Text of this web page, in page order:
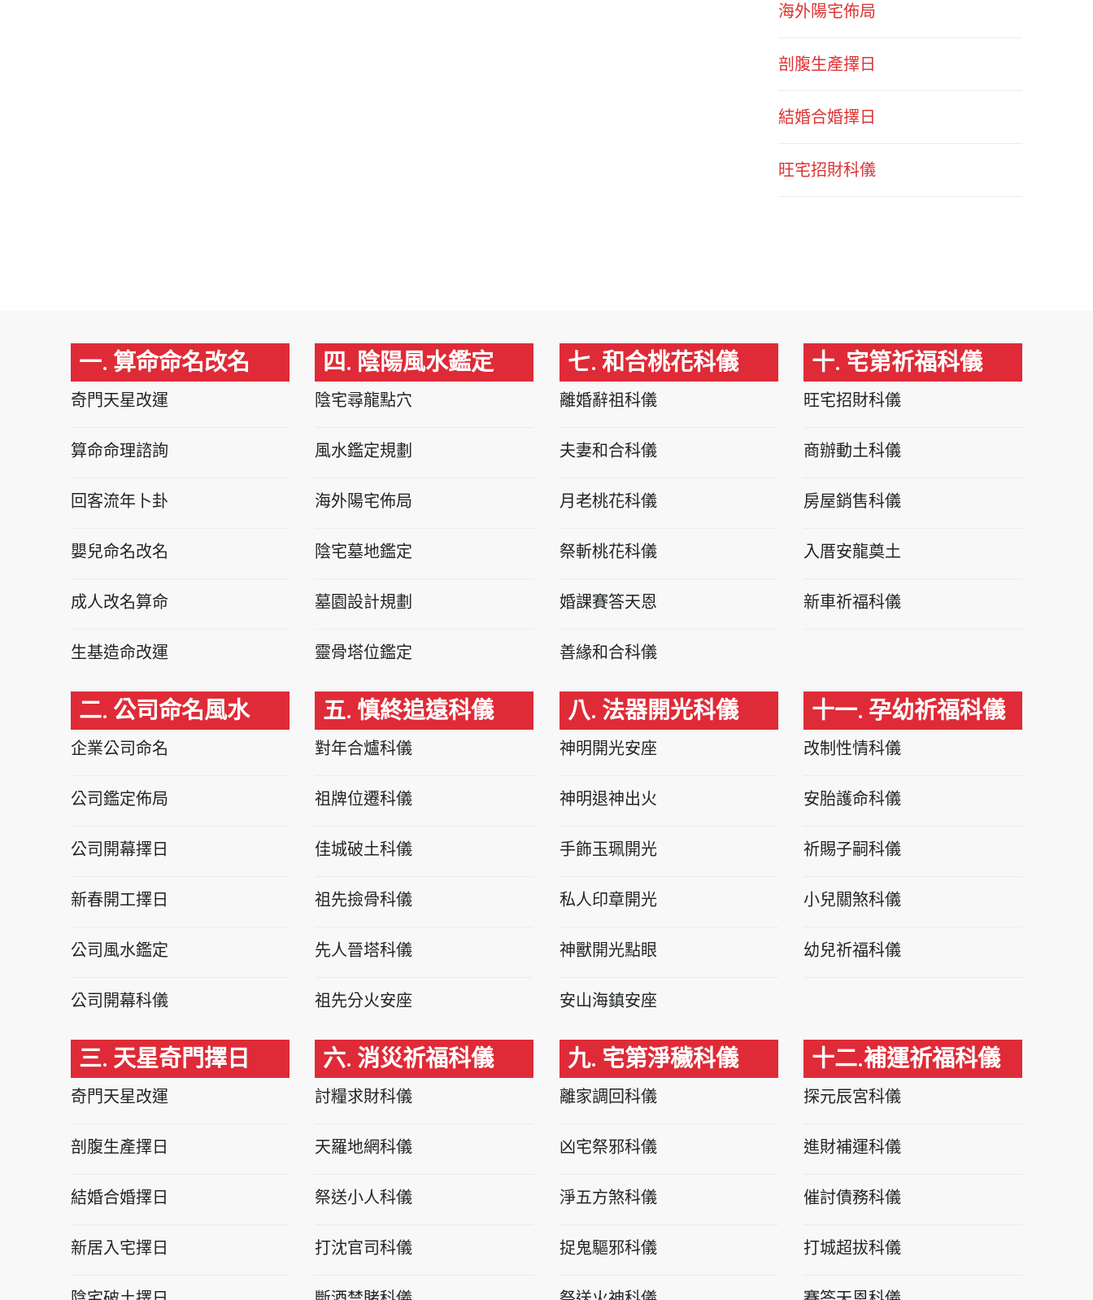
海外陽宅佈局
剖腹生產擇日
結婚合婚擇日
旺宅招財科儀
一. 算命命名改名
奇門天星改運
算命命理諮詢
回客流年卜卦
嬰兒命名改名
成人改名算命
生基造命改運
二. 公司命名風水
企業公司命名
公司鑑定佈局
公司開幕擇日
新春開工擇日
公司風水鑑定
公司開幕科儀
三. 天星奇門擇日
奇門天星改運
剖腹生產擇日
結婚合婚擇日
新居入宅擇日
四. 陰陽風水鑑定
陰宅尋龍點穴
風水鑑定規劃
海外陽宅佈局
陰宅墓地鑑定
墓園設計規劃
靈骨塔位鑑定
五. 慎終追遠科儀
對年合爐科儀
祖牌位遷科儀
佳城破土科儀
祖先撿骨科儀
先人晉塔科儀
祖先分火安座
六. 消災祈福科儀
討糧求財科儀
天羅地網科儀
祭送小人科儀
打沈官司科儀
七. 和合桃花科儀
離婚辭祖科儀
夫妻和合科儀
月老桃花科儀
祭斬桃花科儀
婚課賽答天恩
善緣和合科儀
八. 法器開光科儀
神明開光安座
神明退神出火
手飾玉珮開光
私人印章開光
神獸開光點眼
安山海鎮安座
九. 宅第淨穢科儀
離家調回科儀
凶宅祭邪科儀
淨五方煞科儀
捉鬼驅邪科儀
十. 宅第祈福科儀
旺宅招財科儀
商辦動土科儀
房屋銷售科儀
入厝安龍奠土
新車祈福科儀
十一. 孕幼祈福科儀
改制性情科儀
安胎護命科儀
祈賜子嗣科儀
小兒關煞科儀
幼兒祈福科儀
十二.補運祈福科儀
探元辰宮科儀
進財補運科儀
催討債務科儀
打城超拔科儀